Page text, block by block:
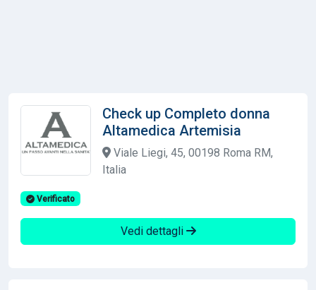
Check up Completo donna
Altamedica Artemisia
Viale Liegi, 45, 00198 Roma RM,
Italia
Verificato
Vedi dettagli